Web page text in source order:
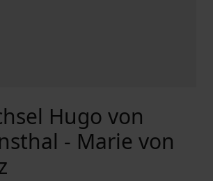
Hugo von
- Marie von